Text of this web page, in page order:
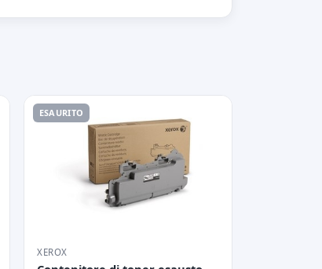
ESAURITO
XEROX